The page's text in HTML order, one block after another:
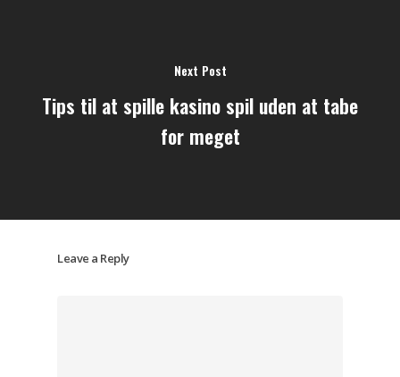
Next Post
Tips til at spille kasino spil uden at tabe
for meget
Leave a Reply
Women’s